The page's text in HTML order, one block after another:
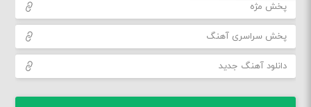
پخش مژه
پخش سراسری آهنگ
دانلود آهنگ جدید